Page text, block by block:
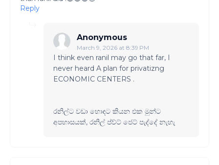
Reply
Anonymous
March 9, 2026 at 8:39 PM
I think even ranil may go that far, I
never heard A plan for privatizng
ECONOMIC CENTERS .
රනිල්ට වඩා හොඳට කියන එක මුන්ට
අපහාසයක්, රනිල් ප්ව්ට් ජෙට් පැද්දේ නැහැ